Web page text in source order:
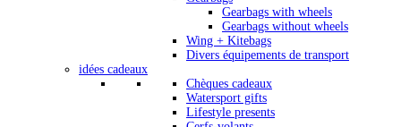
Gearbags with wheels
Gearbags without wheels
Wing + Kitebags
Divers équipements de transport
idées cadeaux
Chèques cadeaux
Watersport gifts
Lifestyle presents